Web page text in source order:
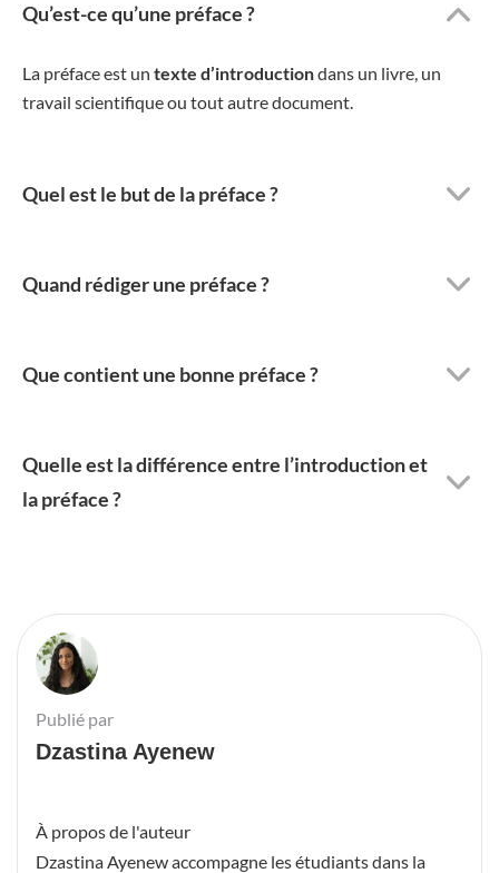
Qu’est-ce qu’une préface ?
La préface est un texte d’introductiondans un livre, un
travail scientifique ou tout autre document.
Quel est le but de la préface ?
Quand rédiger une préface ?
Que contient une bonne préface ?
Quelle est la différence entre l’introduction et
la préface ?
Publié par
Dzastina Ayenew
À propos de l'auteur
Dzastina Ayenew accompagne les étudiants dans la